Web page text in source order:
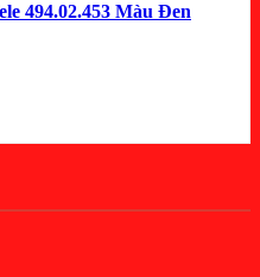
494.02.453 Màu Đen